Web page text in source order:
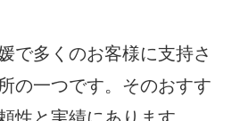
で多くのお客様に支持さ
の一つです。そのおすす
性と実績にあります。